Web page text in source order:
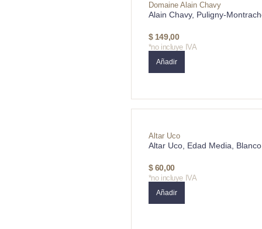
Domaine Alain Chavy
Alain Chavy, Puligny-
$149,00
*no incluye IVA
Añadir
Altar Uco
Altar Uco, Edad Media, Blanco
$60,00
*no incluye IVA
Añadir